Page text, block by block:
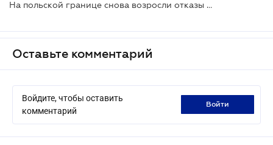
На польской границе снова возросли отказы во въезде украинцам
Оставьте комментарий
Войдите, чтобы оставить
комментарий
войти